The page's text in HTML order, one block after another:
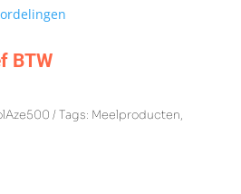
BTW
Tags: Meelproducten,